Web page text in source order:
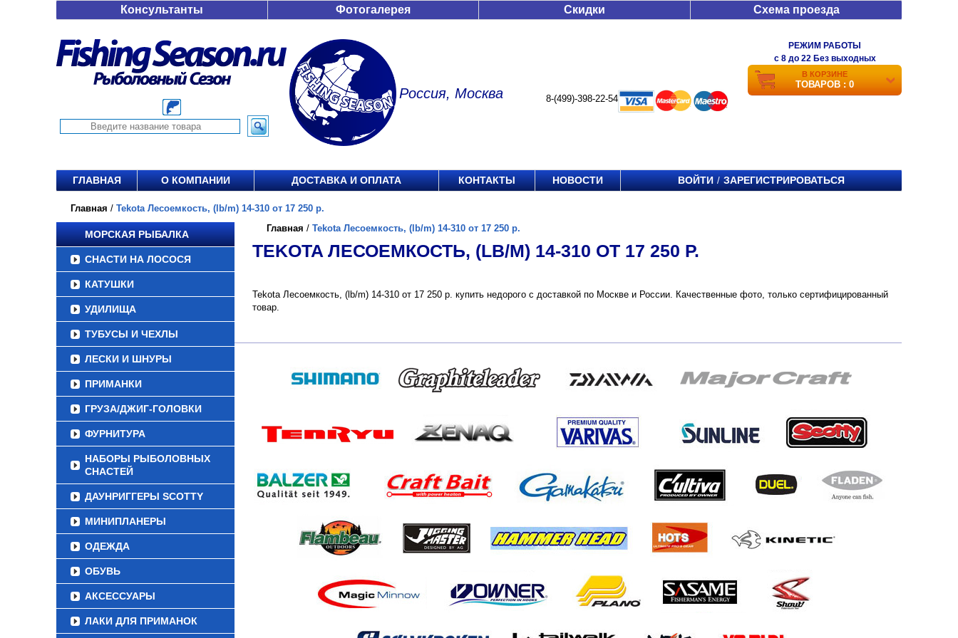
Консультанты Фотогалерея Скидки Схема проезда
Россия, Москва 8-(499)-398-22-54
РЕЖИМ РАБОТЫ
c 8 до 22 Без выходных
В КОРЗИНЕ
ТОВАРОВ : 0
ГЛАВНАЯ О КОМПАНИИ ДОСТАВКА И ОПЛАТА КОНТАКТЫ НОВОСТИ ВОЙТИ / ЗАРЕГИСТРИРОВАТЬСЯ
Главная / Tekota Лесоемкость, (lb/m) 14-310 от 17 250 р.
МОРСКАЯ РЫБАЛКА
СНАСТИ НА ЛОСОСЯ
КАТУШКИ
УДИЛИЩА
ТУБУСЫ И ЧЕХЛЫ
ЛЕСКИ И ШНУРЫ
ПРИМАНКИ
ГРУЗА/ДЖИГ-ГОЛОВКИ
ФУРНИТУРА
НАБОРЫ РЫБОЛОВНЫХ
СНАСТЕЙ
ДАУНРИГГЕРЫ SCOTTY
МИНИПЛАНЕРЫ
ОДЕЖДА
ОБУВЬ
АКСЕССУАРЫ
ЛАКИ ДЛЯ ПРИМАНОК
Главная / Tekota Лесоемкость, (lb/m) 14-310 от 17 250 р.
TEKOTA ЛЕСОЕМКОСТЬ, (LB/M) 14-310 ОТ 17 250 Р.
Tekota Лесоемкость, (lb/m) 14-310 от 17 250 р. купить недорого с доставкой по Москве и России. Качественные фото, только сертифицированный
товар.